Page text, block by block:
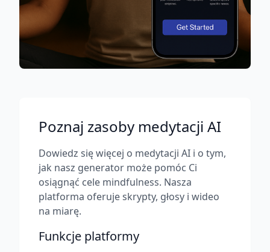
Poznaj zasoby medytacji AI
Dowiedz się więcej o medytacji AI i o tym,
jak nasz generator może pomóc Ci
osiągnąć cele mindfulness. Nasza
platforma oferuje skrypty, głosy i wideo
na miarę.
Funkcje platformy